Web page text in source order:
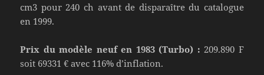
cm3 pour 240 ch avant de disparaître du catalogue
en 1999.
Prix du modèle neuf en 1983 (Turbo) : 209.890 F
soit 69331 € avec 116% d’inflation.